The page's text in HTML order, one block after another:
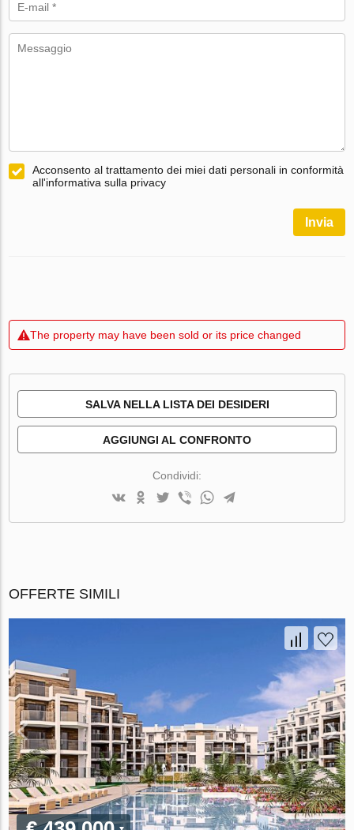
Acconsento al trattamento dei miei dati personali in conformità
all'informativa sulla privacy
Invia
The property may have been sold or its price changed
SALVA NELLA LISTA DEI DESIDERI
AGGIUNGI AL CONFRONTO
Condividi:
OFFERTE SIMILI